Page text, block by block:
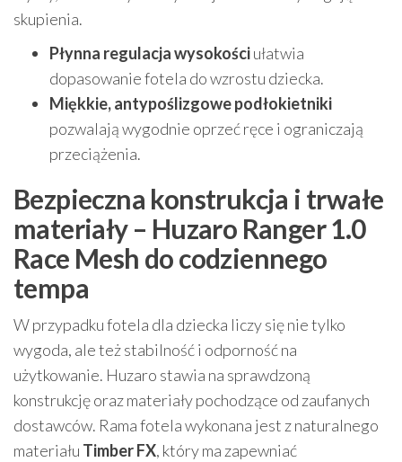
skupienia.
Płynna regulacja wysokościułatwia
dopasowanie fotela do wzrostu dziecka.
Miękkie, antypoślizgowe podłokietniki
pozwalają wygodnie oprzeć ręce i ograniczają
przeciążenia.
Bezpieczna konstrukcja i trwałe
materiały – Huzaro Ranger 1.0
Race Mesh do codziennego
tempa
W przypadku fotela dla dziecka liczy się nie tylko
wygoda, ale też stabilność i odporność na
użytkowanie. Huzaro stawia na sprawdzoną
konstrukcję oraz materiały pochodzące od zaufanych
dostawców. Rama fotela wykonana jest z naturalnego
materiału Timber FX, który ma zapewniać